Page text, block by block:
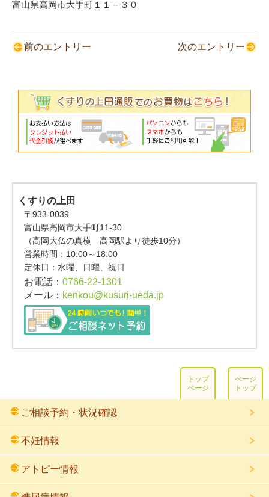
富山県高岡市大手町１１－３０
前のエントリー 次のエントリー
くすりの上田
〒933-0039
富山県高岡市大手町11-30
（高岡大仏の真横 高岡駅より徒歩10分）
営業時間： 10:00～18:00
定休日：水曜、日曜、祝日
お電話： 0766-22-1301
メール： kenkou@kusuri-ueda.jp
ページ
トップ
トップ
ページ
ご相談予約・状況確認
不妊情報
アトピー情報